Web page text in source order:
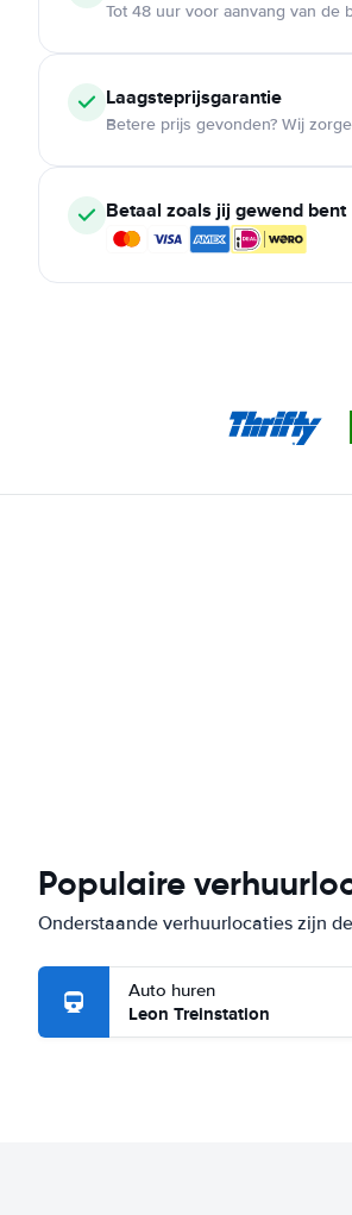
Tot 48 uur voor aanvang van de
Laagsteprijsgarantie
Betere prijs gevonden? Wij
Betaal zoals jij gewend bent
Populaire
Onderstaande verhuurlocaties zijn
Auto huren
Leon Treinstation